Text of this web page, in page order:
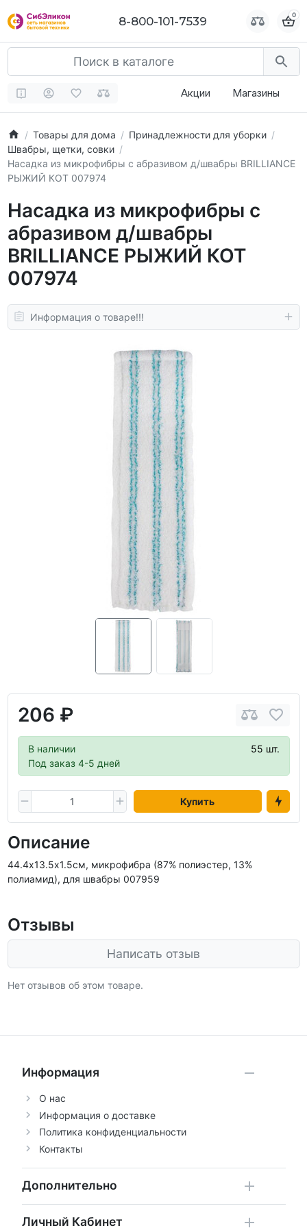
8-800-101-7539 0
Акции Магазины
Товары для дома
Принадлежности для уборки
Швабры, щетки, совки
Насадка из микрофибры с абразивом д/швабры BRILLIANCE
РЫЖИЙ КОТ 007974
Насадка из микрофибры с
абразивом д/швабры
BRILLIANCE РЫЖИЙ КОТ
007974
Информация о товаре!!!
206 ₽
В наличии
55 шт.
Под заказ 4-5 дней
Купить
Описание
44.4х13.5х1.5см, микрофибра (87% полиэстер, 13%
полиамид), для швабры 007959
Отзывы
Написать отзыв
Нет отзывов об этом товаре.
Информация
О нас
Информация о доставке
Политика конфиденциальности
Контакты
Дополнительно
Личный Кабинет
8-800-101-7539 0